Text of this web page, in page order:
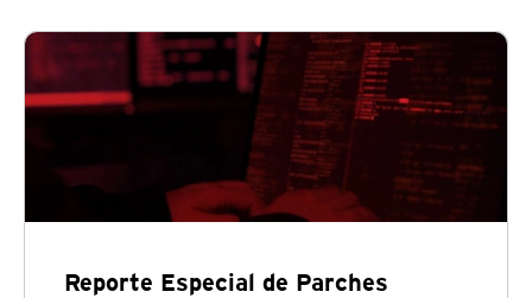
Reporte Especial de Parches